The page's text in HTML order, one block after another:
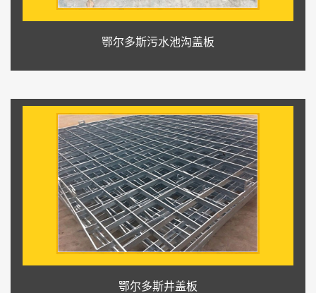
鄂尔多斯污水池沟盖板
鄂尔多斯井盖板